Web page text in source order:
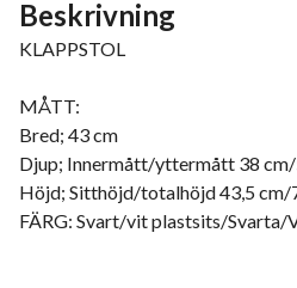
Beskrivning
KLAPPSTOL
MÅTT:
Bred; 43 cm
Djup; Innermått/yttermått 38
Höjd; Sitthöjd/totalhöjd 43,5 cm/
FÄRG: Svart/vit plastsits/Svarta/